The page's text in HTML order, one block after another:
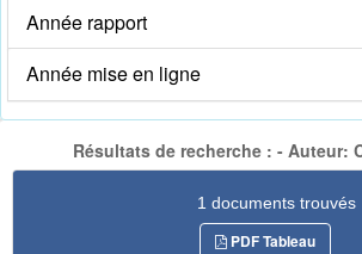
Année rapport
Année mise en ligne
Résultats de recherche : - Auteur:
1 documents trouvés
PDF Tableau